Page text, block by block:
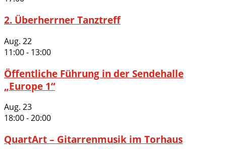
2. Überherrner Tanztreff
Aug. 22
11:00- 13:00
Öffentliche Führung in der Sendehalle
„Europe 1“
Aug. 23
18:00-20:00
QuartArt – Gitarrenmusik im Torhaus